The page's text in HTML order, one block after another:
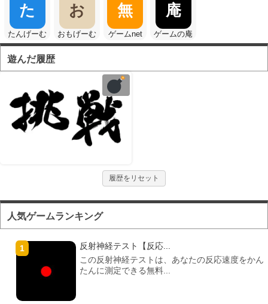
た
たんげーむ
お
おもげーむ
無
ゲームnet
庵
ゲームの庵
遊んだ履歴
履歴をリセット
人気ゲームランキング
反射神経テスト【反応...
この反射神経テストは、あなたの反応速度をかん
たんに測定できる無料...